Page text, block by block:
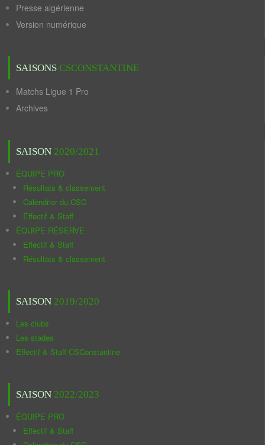
Presse algérienne
Version numérique
SAISONS CSCONSTANTINE
Matchs Ligue 1 Pro
Archives
SAISON 2020/2021
ÉQUIPE PRO
Résultats & classement
Calendrier du CSC
Effectif & Staff
ÉQUIPE RÉSERVE
Effectif & Staff
Résultats & classement
SAISON 2019/2020
Les clubs
Les stades
Effectif & Staff CSConstantine
SAISON 2022/2023
ÉQUIPE PRO
Effectif & Staff